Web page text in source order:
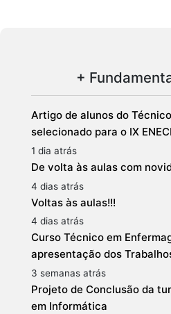
+
Artigo de alunos do
selecionado para o IX
1 dia atrás
De volta às aulas com
4 dias atrás
Voltas às aulas!!!
4 dias atrás
Curso Técnico em
apresentação dos
3 semanas atrás
Projeto de Conclusão da
em Informática